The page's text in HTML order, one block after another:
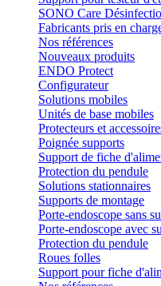
SONO Care
Fabricants pris en
Nos références
Nouveaux produits
ENDO Protect
Configurateur
Solutions mobiles
Unités de base mobiles
Protecteurs et
Poignée supports
Support de fiche
Protection du pendule
Solutions stationnaires
Supports de montage
Porte-endoscope sans
Porte-endoscope avec
Protection du pendule
Roues folles
Support pour fiche